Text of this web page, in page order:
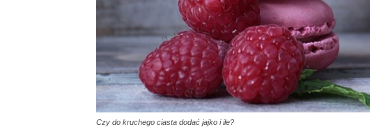
Czy do kruchego ciasta dodać jajko i ile?